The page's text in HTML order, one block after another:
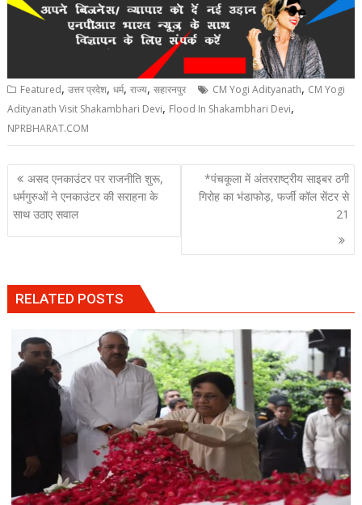
Featured,उत्तर प्रदेश,धर्म,राज्य,सहारनपुर CM Yogi Adityanath, CM Yogi
Adityanath Visit Shakambhari Devi, Flood In Shakambhari Devi,
NPRBHARAT.COM
Post
navigation
असद एनकाउंटर पर राजनीति शुरू,
धर्मगुरुओं ने एनकाउंटर की सराहना के
साथ उठाए सवाल
*पंचकूला में अंतरराष्ट्रीय साइबर ठगी
गिरोह का भंडाफोड़, फर्जी कॉल सेंटर से
21
RELATED POSTS